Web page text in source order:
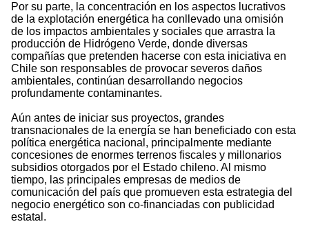
Por su parte, la concentración en los aspectos lucrativos
de la explotación energética ha conllevado una omisión
de los impactos ambientales y sociales que arrastra la
producción de Hidrógeno Verde, donde diversas
compañías que pretenden hacerse con esta iniciativa en
Chile son responsables de provocar severos daños
ambientales, continúan desarrollando negocios
profundamente contaminantes.
Aún antes de iniciar sus proyectos, grandes
transnacionales de la energía se han beneficiado con esta
política energética nacional, principalmente mediante
concesiones de enormes terrenos fiscales y millonarios
subsidios otorgados por el Estado chileno. Al mismo
tiempo, las principales empresas de medios de
comunicación del país que promueven esta estrategia del
negocio energético son co-financiadas con publicidad
estatal.